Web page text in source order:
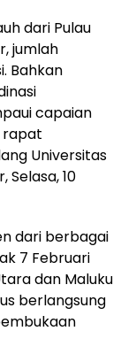
dari Pulau
jumlah
Bahkan
capaian
rapat
Universitas
Selasa, 10
dari berbagai
7 Februari
dan Maluku
berlangsung